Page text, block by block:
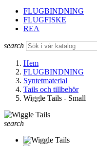
FLUGBINDNING
FLUGFISKE
REA
search
Hem
FLUGBINDNING
Syntetmaterial
Tails och tillbehör
Wiggle Tails - Small
search